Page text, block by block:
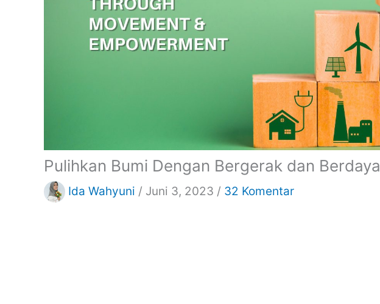
Pulihkan Bumi Dengan Bergerak dan Berdaya
Ida Wahyuni / Juni 3, 2023 / 32 Komentar